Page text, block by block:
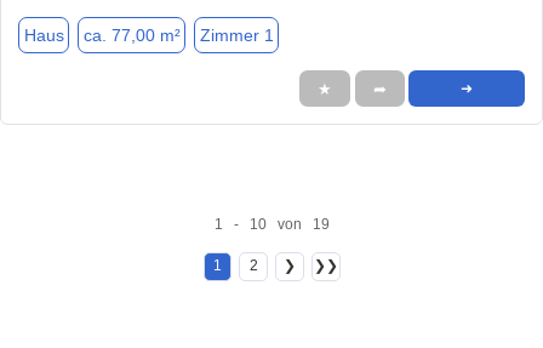
Haus ca. 77,00 m² Zimmer 1
★ ➦ ➜
1 - 10 von 19
1 2 ❯ ❯❯